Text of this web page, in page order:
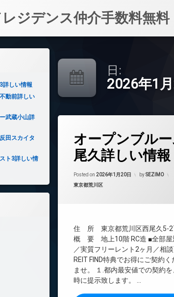
ジデンス仲介手数料無料
日:
2026年1
オープンブル
尾久詳しい情報
Posted on 2026年1月20日 bySEZIMO
カテゴリー:
東京都荒川区
住 所 東京都荒川区西尾久5-
概 要 地上10階 RC造 ■全部屋
／実質フリーレント2ヶ月／相
REIT FIND特典でお得にご契約く
ませ。 １.都内最安値での契約を
時に提示致します。 …
24時間管理
CATV
インターネット無料
エレベーター
オートロック
デザイナーズ
ペット可
詳しい情報
動前詳しい
武蔵小山詳
田スカイタ
ト3詳しい情